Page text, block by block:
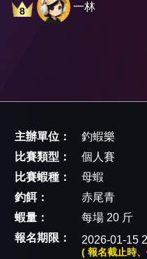
8 一林
主辦單位：
釣蝦樂
比賽類型：
個人賽
比賽蝦種：
母蝦
釣餌：
赤尾青
蝦量：
每場 20 斤
報名期限：
2026-01-15
( 報名截止時